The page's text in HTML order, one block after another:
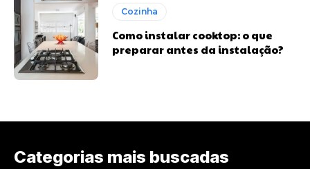
Cozinha
Como instalar cooktop: o que
preparar antes da instalação?
Categorias mais buscadas